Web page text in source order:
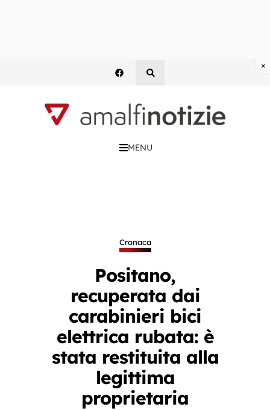
MENU
Cronaca
Positano,
recuperata dai
carabinieri bici
elettrica rubata: è
stata restituita alla
legittima
proprietaria
×